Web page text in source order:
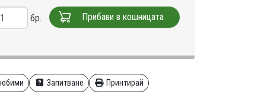
бр. Прибави в кошницата
Запитване Принтирай